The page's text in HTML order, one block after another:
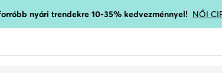
nyári trendekre 10-35% kedvezménnyel! NŐI